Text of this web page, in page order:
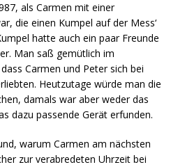
als Carmen mit einer
die einen Kumpel auf der Mess‘
hatte auch ein paar Freunde
Man saß gemütlich im
Carmen und Peter sich bei
Heutzutage würde man die
damals war aber weder das
dazu passende Gerät erfunden.
warum Carmen am nächsten
zur verabredeten Uhrzeit bei